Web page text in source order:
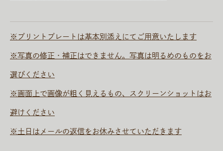
※プリントプレートは基本別添えにてご用意いたします
※写真の修正・補正はできません。写真は明るめのものをお
選びください
※画面上で画像が粗く見えるもの、スクリーンショットはお
避けください
※土日はメールの返信をお休みさせていただきます